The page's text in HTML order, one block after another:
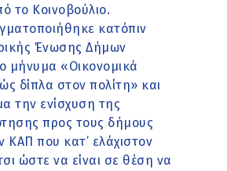
το Κοινοβούλιο.
κατόπιν
Ένωσης Δήμων
μήνυμα «Οικονομικά
δίπλα στον πολίτη» και
την ενίσχυση της
προς τους δήμους
που κατ’ ελάχιστον
ώστε να είναι σε θέση να